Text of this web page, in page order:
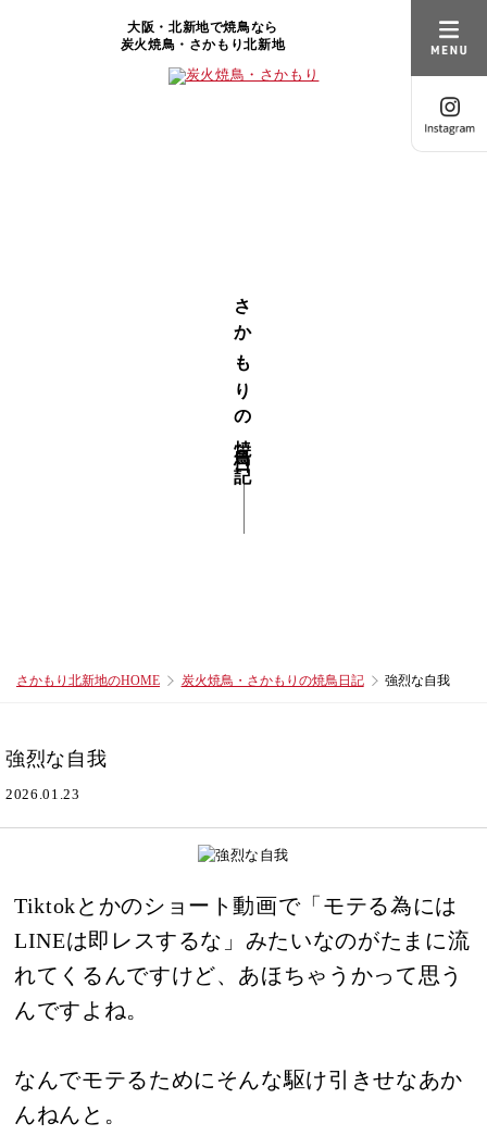
大阪・北新地で焼鳥なら
炭火焼鳥・さかもり北新地
さかもりの焼鳥日記
さかもり北新地のHOME 炭火焼鳥・さかもりの焼鳥日記 強烈な自我
強烈な自我
2026.01.23
Tiktokとかのショート動画で「モテる為には
LINEは即レスするな」みたいなのがたまに流
れてくるんですけど、あほちゃうかって思う
んですよね。
なんでモテるためにそんな駆け引きせなあか
んねんと。